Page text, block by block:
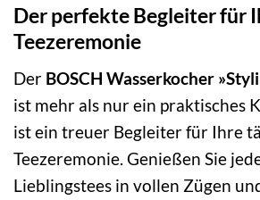
Der perfekte Begleiter für
Teezeremonie
Der BOSCH Wasserkocher
ist mehr als nur ein praktisches
ist ein treuer Begleiter für Ihre
Teezeremonie. Genießen Sie
Lieblingstees in vollen Zügen